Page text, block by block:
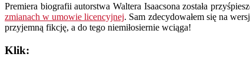
Premiera biografii autorstwa Waltera Isaacsona została
zmianach w umowie licencyjnej. Sam zdecydowałem się na
przyjemną fikcję, a do tego niemiłosiernie wciąga!
Klik: